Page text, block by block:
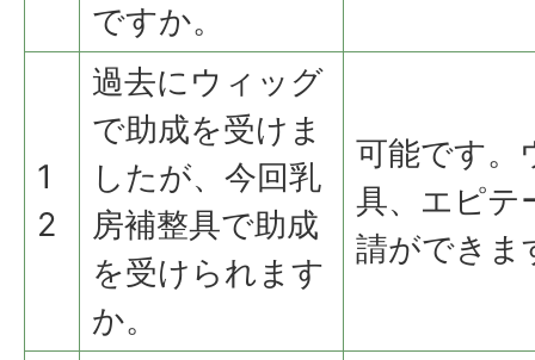
ですか。
1
2
過去にウィッグ
で助成を受けま
したが、今回乳
房補整具で助成
を受けられます
か。
可能です。
具、エピテ
請ができま